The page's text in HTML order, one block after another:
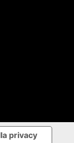
privacy